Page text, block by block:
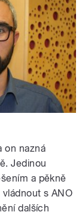
on nazná
Jedinou
a pěkně
s ANO
dalších